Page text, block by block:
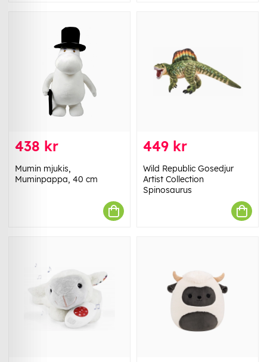
438 kr
Mumin mjukis,
Muminpappa, 40 cm
449 kr
Wild Republic Gosedjur
Artist Collection
Spinosaurus